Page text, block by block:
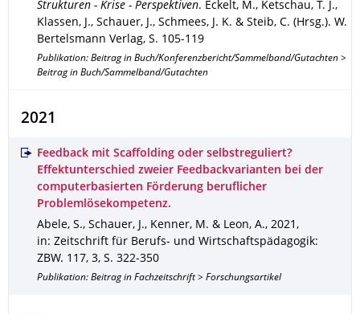
Strukturen - Krise - Perspektiven. Eckelt, M., Ketschau, T. J.,
Klassen, J., Schauer, J., Schmees, J. K. & Steib, C. (Hrsg.). W.
Bertelsmann Verlag, S. 105-119
Publikation: Beitrag in Buch/Konferenzbericht/Sammelband/Gutachten >
Beitrag in Buch/Sammelband/Gutachten
2021
Feedback mit Scaffolding oder selbstreguliert?
Effektunterschied zweier Feedbackvarianten bei der
computerbasierten Förderung beruflicher
Problemlösekompetenz.
Abele, S., Schauer, J., Kenner, M. & Leon, A., 2021 ,
in: Zeitschrift für Berufs- und Wirtschaftspädagogik:
ZBW. 117, 3, S. 322-350
Publikation: Beitrag in Fachzeitschrift > Forschungsartikel